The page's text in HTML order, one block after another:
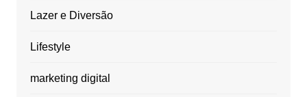
Lazer e Diversão
Lifestyle
marketing digital